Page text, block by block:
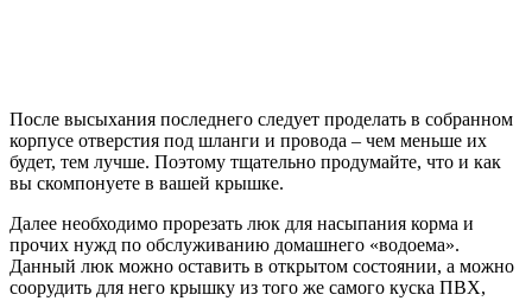
После высыхания последнего следует проделать в собранном
корпусе отверстия под шланги и провода – чем меньше их
будет, тем лучше. Поэтому тщательно продумайте, что и как
вы скомпонуете в вашей крышке.
Далее необходимо прорезать люк для насыпания корма и
прочих нужд по обслуживанию домашнего «водоема».
Данный люк можно оставить в открытом состоянии, а можно
соорудить для него крышку из того же самого куска ПВХ,